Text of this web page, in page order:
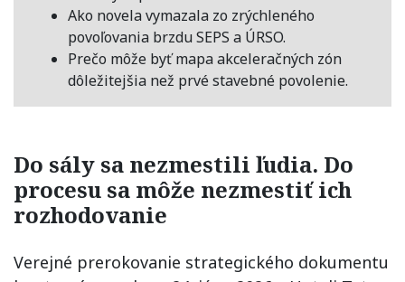
Ako novela vymazala zo zrýchleného
povoľovania brzdu SEPS a ÚRSO.
Prečo môže byť mapa akceleračných zón
dôležitejšia než prvé stavebné povolenie.
Do sály sa nezmestili ľudia. Do
procesu sa môže nezmestiť ich
rozhodovanie
Verejné prerokovanie strategického dokumentu